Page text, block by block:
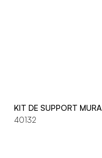
KIT DE SUPPORT
40132